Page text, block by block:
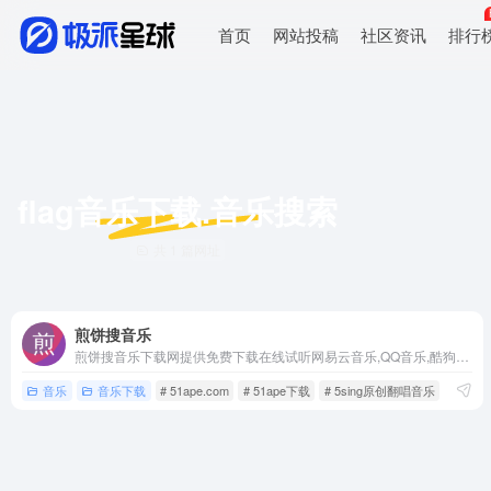
首页 网站投稿 社区资讯 排行
flag音乐下载.音乐搜索
煎饼搜音乐
音乐 音乐下载 # 51ape.com # 51ape下载 # 5sing原创翻唱音乐